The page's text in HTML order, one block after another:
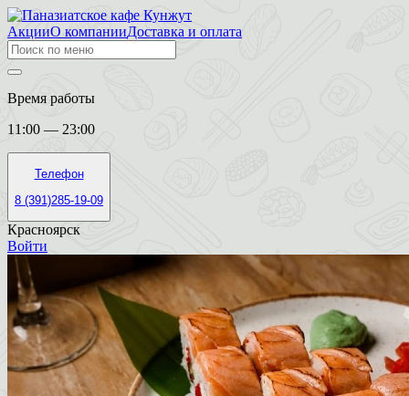
АкцииО компанииДоставка и оплата
Время работы
11:00 — 23:00
Телефон
8 (391)285-19-09
Красноярск
Войти